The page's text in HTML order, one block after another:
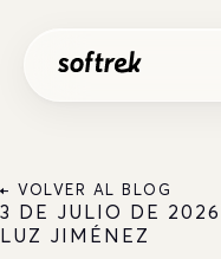
← VOLVER AL BLOG
3 DE JULIO DE 2026
LUZ JIMÉNEZ